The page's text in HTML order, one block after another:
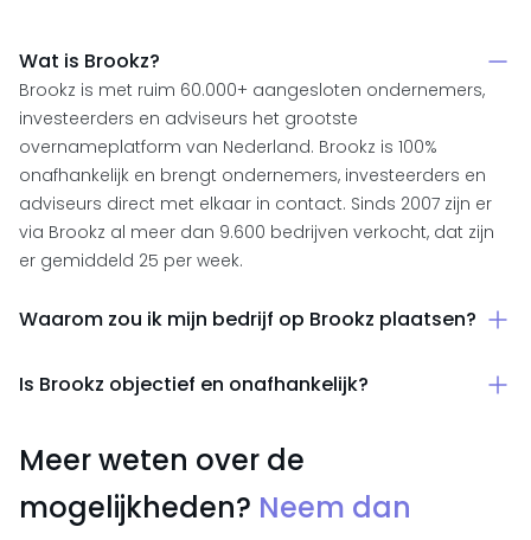
Wat is Brookz?
Brookz is met ruim 60.000+ aangesloten ondernemers,
investeerders en adviseurs het grootste
overnameplatform van Nederland. Brookz is 100%
onafhankelijk en brengt ondernemers, investeerders en
adviseurs direct met elkaar in contact. Sinds 2007 zijn er
via Brookz al meer dan 9.600 bedrijven verkocht, dat zijn
er gemiddeld 25 per week.
Waarom zou ik mijn bedrijf op Brookz plaatsen?
met veruit het grootste bereik onder potentiële kopers. Er
adviseurs bij Brookz aangesloten. Je bereikt via Brookz
Nederland.
Is Brookz objectief en onafhankelijk?
platform. Wij werken als marktautoriteit samen met ruim
95% van alle fusie- & overnamekantoren in Nederland.
Meer weten over de
mogelijkheden? Neem dan